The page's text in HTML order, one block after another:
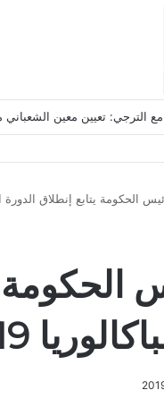
من سعيّد: الخارجية تستدعي
الحكومة يتابع إنطلاق الدورة
الحكومة
2019